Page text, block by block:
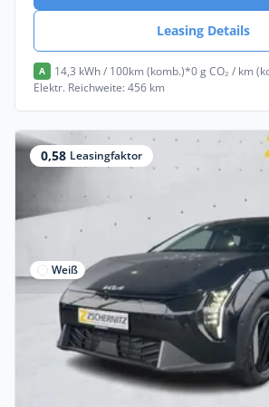
Leasing Details
A 14,3 kWh / 100km (komb.)*0 g CO₂ / km
Elektr. Reichweite: 456 km
0,58 Leasingfaktor
Weiß
Gewerbe & Privat
Kia EV4 Air – ab 219 € mtl.
Anzahlung | sofort
204 PS (150 kW)